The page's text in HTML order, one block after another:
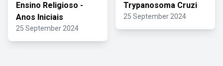
Ensino Religioso -
Anos Iniciais
25 September 2024
Trypanosoma Cruzi
25 September 2024